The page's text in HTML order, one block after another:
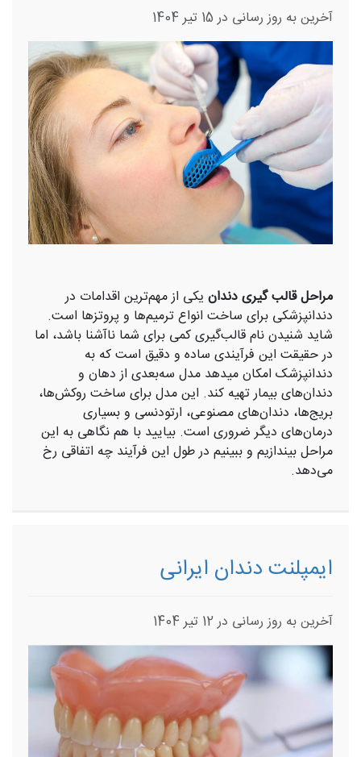
آخرین به روز رسانی در 15 تیر 1404
مراحل قالب گیری دندان یکی از مهم‌ترین اقدامات در
دندانپزشکی برای ساخت انواع ترمیم‌ها و پروتزها است.
شاید شنیدن نام قالب‌گیری کمی برای شما ناآشنا باشد، اما
در حقیقت این فرآیندی ساده و دقیق است که به
دندانپزشک امکان می­دهد مدل سه‌بعدی از دهان و
دندان‌های بیمار تهیه کند. این مدل برای ساخت روکش‌ها،
بریج‌ها، دندان‌های مصنوعی، ارتودنسی و بسیاری
درمان‌های دیگر ضروری است. بیایید با هم نگاهی به این
مراحل بیندازیم و ببینیم در طول این فرآیند چه اتفاقی رخ
می‌دهد.
ایمپلنت دندان ایرانی
آخرین به روز رسانی در 12 تیر 1404